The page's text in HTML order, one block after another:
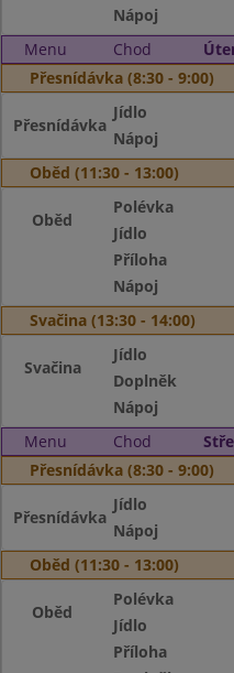
Nápoj
Menu
Chod
Přesnídávka (8:30 - 9:00)
Přesnídávka
Jídlo
Nápoj
Oběd (11:30 - 13:00)
Oběd
Polévka
Jídlo
Příloha
Nápoj
Svačina (13:30 - 14:00)
Svačina
Jídlo
Doplněk
Nápoj
Menu
Chod
Přesnídávka (8:30 - 9:00)
Přesnídávka
Jídlo
Nápoj
Oběd (11:30 - 13:00)
Oběd
Polévka
Jídlo
Příloha